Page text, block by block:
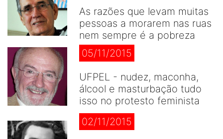
As razões que levam muitas
pessoas a morarem nas ruas
nem sempre é a pobreza
05/11/2015
UFPEL - nudez, maconha,
álcool e masturbação tudo
isso no protesto feminista
02/11/2015